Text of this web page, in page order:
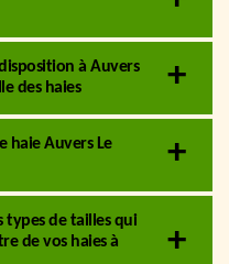
à Auvers
des haies
haie Auvers Le
types de tailles qui
de vos haies à